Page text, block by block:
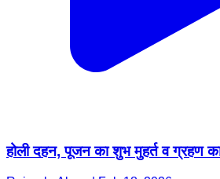
होली दहन, पूजन का शुभ मुहर्त व ग्रहण का